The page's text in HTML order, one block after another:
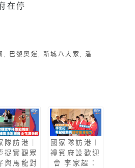
在停
, 巴黎奧運,新城八大家, 潘
隊訪港｜
捉實觀眾
與馬龍對
國家隊訪港︱
禮賓府設歡迎
會 李家超：